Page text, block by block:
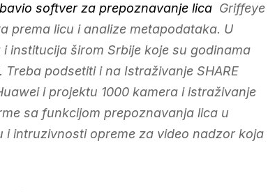
softver za prepoznavanje lica Griffeye
prema licu i analize metapodataka. U
institucija širom Srbije koje su godinama
podsetiti i na Istraživanje SHARE
i projektu 1000 kamera i istraživanje
sa funkcijom prepoznavanja lica u
intruzivnosti opreme za video nadzor koja